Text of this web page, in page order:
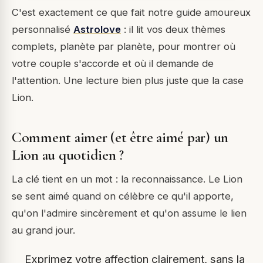
C'est exactement ce que fait notre guide amoureux
personnalisé Astrolove : il lit vos deux thèmes
complets, planète par planète, pour montrer où
votre couple s'accorde et où il demande de
l'attention. Une lecture bien plus juste que la case
Lion.
Comment aimer (et être aimé par) un
Lion au quotidien ?
La clé tient en un mot : la reconnaissance. Le Lion
se sent aimé quand on célèbre ce qu'il apporte,
qu'on l'admire sincèrement et qu'on assume le lien
au grand jour.
Exprimez votre affection clairement, sans la